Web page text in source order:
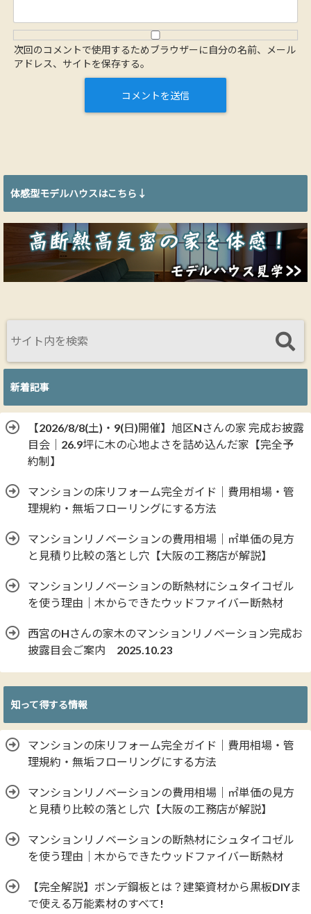
次回のコメントで使用するためブラウザーに自分の名前、メール
アドレス、サイトを保存する。
体感型モデルハウスはこちら↓
新着記事
【2026/8/8(土)・9(日)開催】旭区Nさんの家 完成お披露
目会｜26.9坪に木の心地よさを詰め込んだ家【完全予
約制】
マンションの床リフォーム完全ガイド｜費用相場・管
理規約・無垢フローリングにする方法
マンションリノベーションの費用相場｜㎡単価の見方
と見積り比較の落とし穴【大阪の工務店が解説】
マンションリノベーションの断熱材にシュタイコゼル
を使う理由｜木からできたウッドファイバー断熱材
西宮のHさんの家木のマンションリノベーション完成お
披露目会ご案内 2025.10.23
知って得する情報
マンションの床リフォーム完全ガイド｜費用相場・管
理規約・無垢フローリングにする方法
マンションリノベーションの費用相場｜㎡単価の見方
と見積り比較の落とし穴【大阪の工務店が解説】
マンションリノベーションの断熱材にシュタイコゼル
を使う理由｜木からできたウッドファイバー断熱材
【完全解説】ボンデ鋼板とは？建築資材から黒板DIYま
で使える万能素材のすべて!